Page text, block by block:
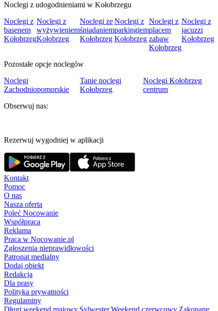
Noclegi z udogodnieniami w Kołobrzegu
Noclegi z
basenem
Kołobrzeg
Noclegi z
wyżywieniem
Kołobrzeg
Noclegi ze
śniadaniem
Kołobrzeg
Noclegi z
parkingiem
Kołobrzeg
Noclegi z
placem
zabaw
Kołobrzeg
Noclegi z
jacuzzi
Kołobrzeg
Pozostałe opcje noclegów
Noclegi
Zachodniopomorskie
Tanie noclegi
Kołobrzeg
Noclegi Kołobrzeg
centrum
Obserwuj nas:
Rezerwuj wygodniej w aplikacji
Kontakt
Pomoc
O nas
Nasza oferta
Poleć Nocowanie
Współpraca
Reklama
Praca w Nocowanie.pl
Zgłoszenia nieprawidłowości
Patronat medialny
Dodaj obiekt
Redakcja
Dla prasy
Polityka prywatności
Regulaminy